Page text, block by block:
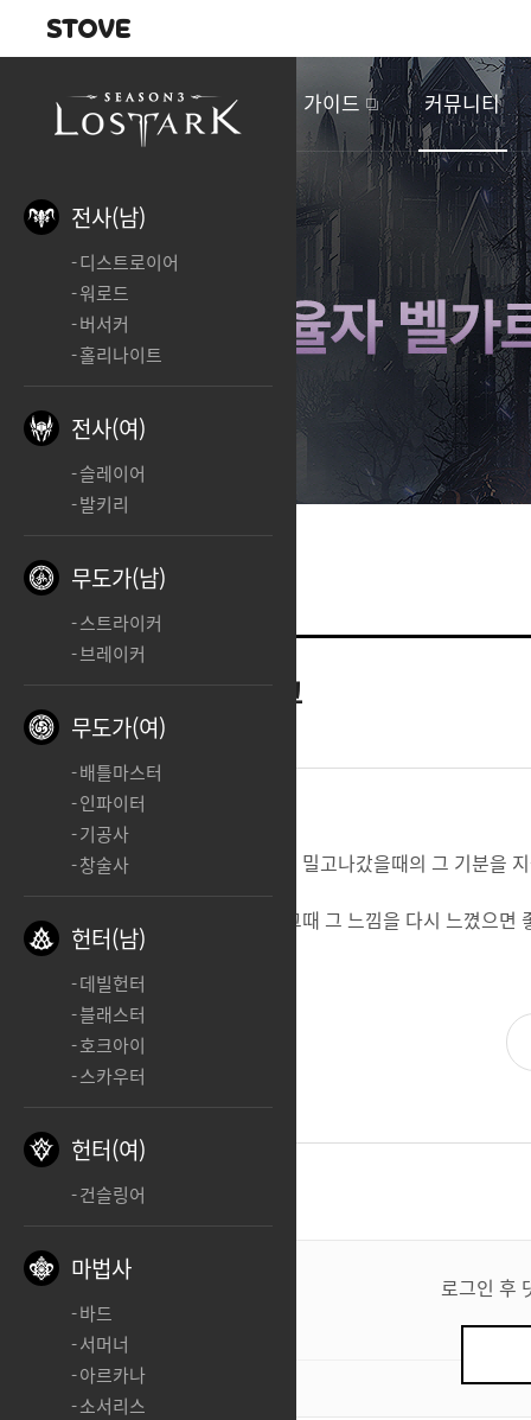
새소식 게임정보 가이드 커뮤니티
로스트아크
2025.05.02 22:02
로스트아크를 처음 접하고 스토리를 밀고나갔을때의 그 기분을
지금 이런 어려운시기를 잘넘겨서 그때 그 느낌을 다시 느꼈으면
댓글2
로그인 후
댓
글
/ 200
전사(남)
디스트로이어
워로드
버서커
홀리나이트
전사(여)
슬레이어
발키리
무도가(남)
스트라이커
브레이커
무도가(여)
배틀마스터
인파이터
기공사
창술사
헌터(남)
데빌헌터
블래스터
호크아이
스카우터
헌터(여)
건슬링어
마법사
바드
서머너
아르카나
소서리스